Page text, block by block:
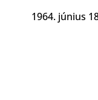
1964. június